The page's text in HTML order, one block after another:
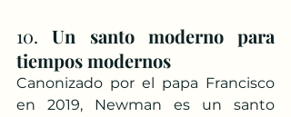
10. Un santo moderno para
tiempos modernos
Canonizado por el papa Francisco
en 2019, Newman es un santo